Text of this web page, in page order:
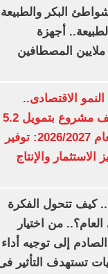
البكر والطبيعة
أجهزة
المصطافين
الاقتصادى..
الدولة تدعم أكثر من 53 ألف مشروع بتمويل 5.2
مليار جنيه.. خطة التنمية لعام 2026/2027: توفير
الاستثمار والإنتاج
كيف تتحول الفكرة
من اختيار
إلى توجيه أداء
تستهدف التأثير